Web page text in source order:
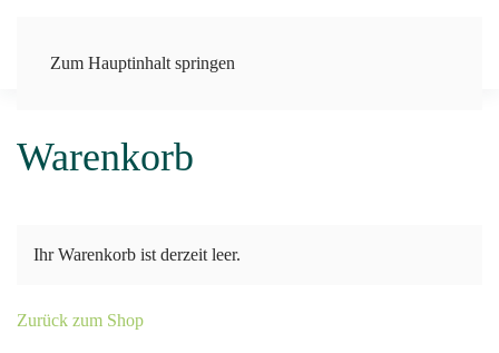
Zum Hauptinhalt springen
Warenkorb
Ihr Warenkorb ist derzeit leer.
Zurück zum Shop